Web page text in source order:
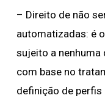
– Direito de não
automatizadas: é
sujeito a
com base no
definição de